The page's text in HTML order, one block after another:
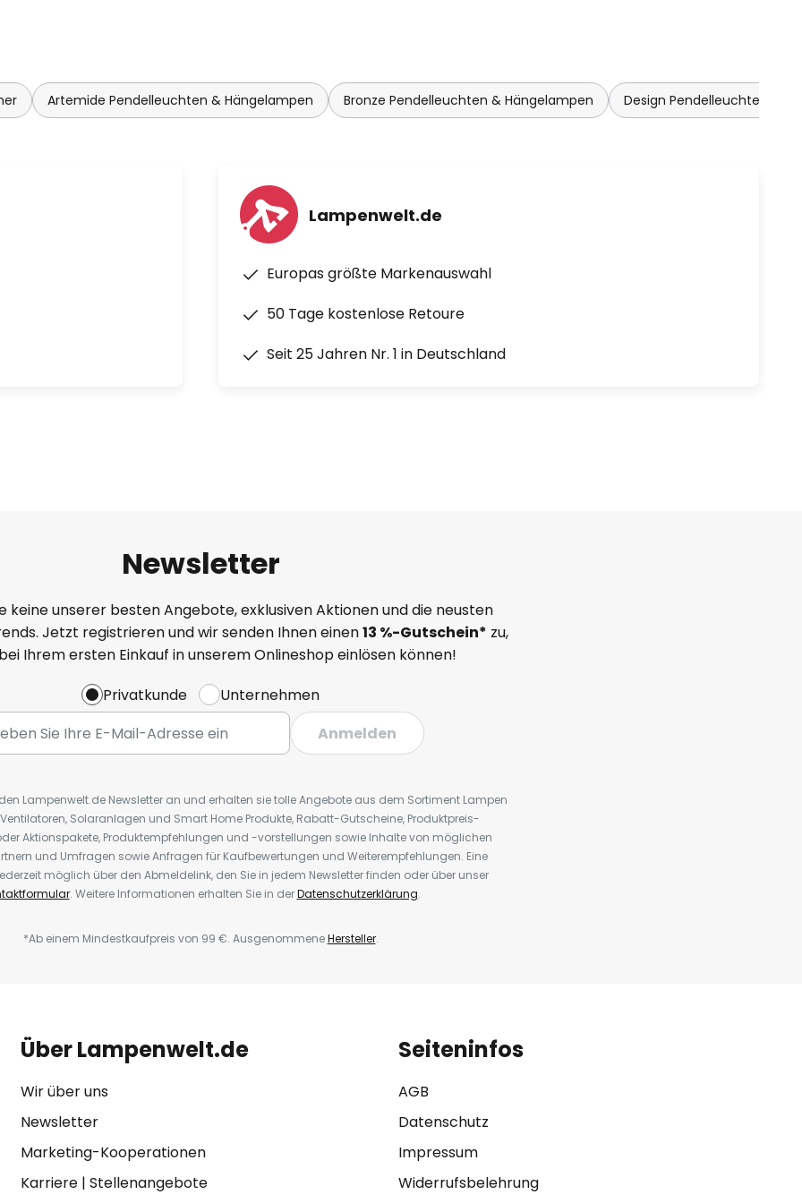
Artemide Pendelleuchten & Hängelampen Bronze Pendelleuchten & Hängelampen Design Pendelleuchten &
Lampenwelt.de
Europas größte Markenauswahl
50 Tage kostenlose Retoure
Seit 25 Jahren Nr. 1 in Deutschland
Newsletter
keine unserer besten Angebote, exklusiven Aktionen und die neusten
Jetzt registrieren und wir senden Ihnen einen13 %-Gutschein* zu,
Ihrem ersten Einkauf in unserem Onlineshop einlösen können!
Privatkunde
Unternehmen
Anmelden
Lampenwelt.de Newsletter an und erhalten sie tolle Angebote aus dem Sortiment Lampen
Solaranlagen und Smart Home Produkte, Rabatt-Gutscheine, Produktpreis-
Aktionspakete, Produktempfehlungen und -vorstellungen sowie Inhalte von möglichen
und Umfragen sowie Anfragen für Kaufbewertungen und Weiterempfehlungen. Eine
möglich über den Abmeldelink, den Sie in jedem Newsletter finden oder über unser
. Weitere Informationen erhalten Sie in derDatenschutzerklärung.
*Ab einem Mindestkaufpreis von 99 €. AusgenommeneHersteller.
Über Lampenwelt.de
Wir über uns
Newsletter
Marketing-Kooperationen
Karriere| Stellenangebote
Seiteninfos
AGB
Datenschutz
Impressum
Widerrufsbelehrung